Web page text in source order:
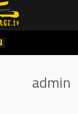
admin